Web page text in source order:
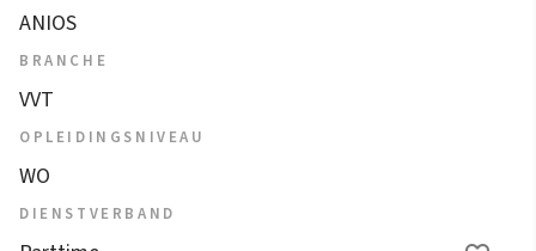
ANIOS
BRANCHE
VVT
OPLEIDINGSNIVEAU
WO
DIENSTVERBAND